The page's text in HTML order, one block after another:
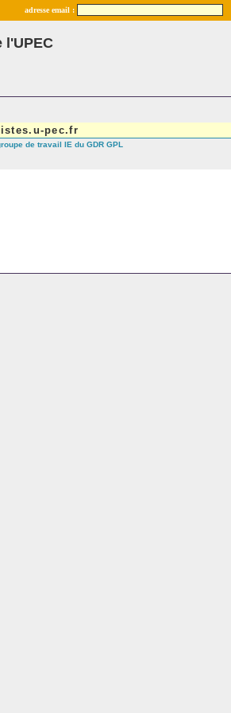
adresse email :
l'UPEC
pec.fr
de travail IE du GDR GPL